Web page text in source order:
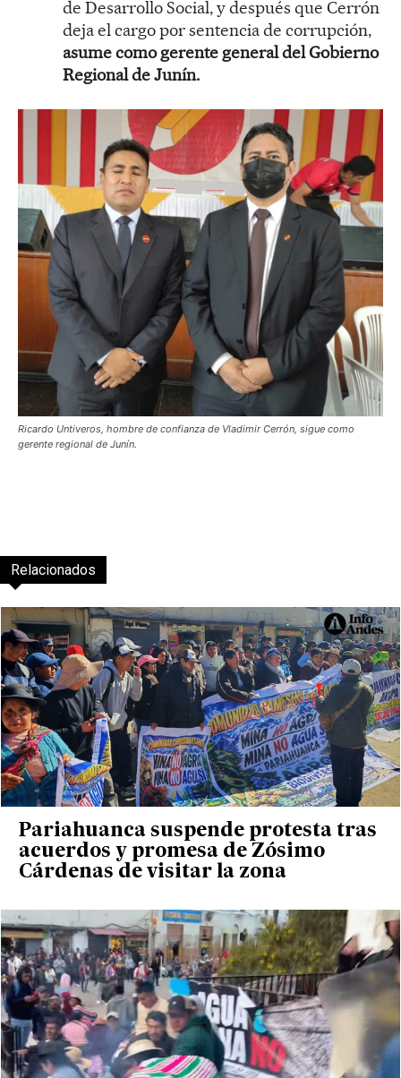
de Desarrollo Social, y después que Cerrón
deja el cargo por sentencia de corrupción,
asume como gerente general del Gobierno
Regional de Junín.
Ricardo Untiveros, hombre de confianza de Vladimir Cerrón, sigue como
gerente regional de Junín.
Relacionados
Pariahuanca suspende protesta tras
acuerdos y promesa de Zósimo
Cárdenas de visitar la zona